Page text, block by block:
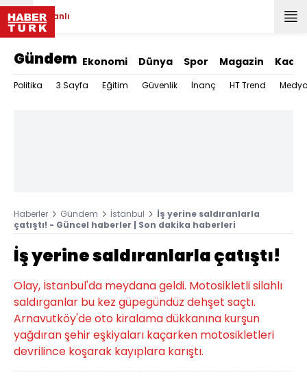
Canlı
Gündem Ekonomi Dünya Spor Magazin Kadın
Politika 3.Sayfa Eğitim Güvenlik İnanç HT Trend
Haberler Gündem İstanbul
İş yerine saldıranlarla
çatıştı! - Güncel haberler | Son dakika haberleri
İş yerine saldıranlarla çatıştı!
Olay, İstanbul'da meydana geldi. Motosikletli silahlı
saldırganlar bu kez güpegündüz dehşet saçtı.
Arnavutköy'de oto kiralama dükkanına kurşun
yağdıran şehir eşkiyaları kaçarken motosikletleri
devrilince koşarak kayıplara karıştı.